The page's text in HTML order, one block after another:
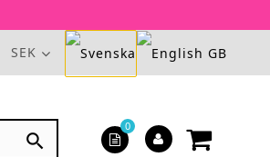
SEK

0